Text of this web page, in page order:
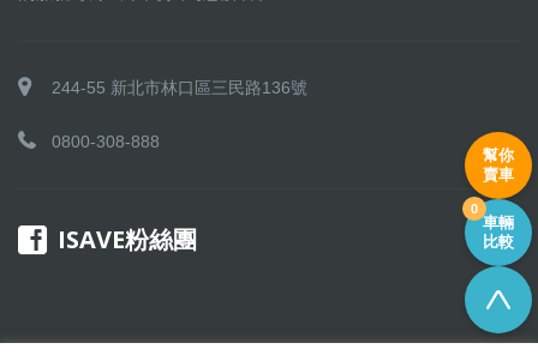
244-55 新北市林口區三民路136號
0800-308-888
ISAVE粉絲團
幫你
賣車
車輛
比較
0